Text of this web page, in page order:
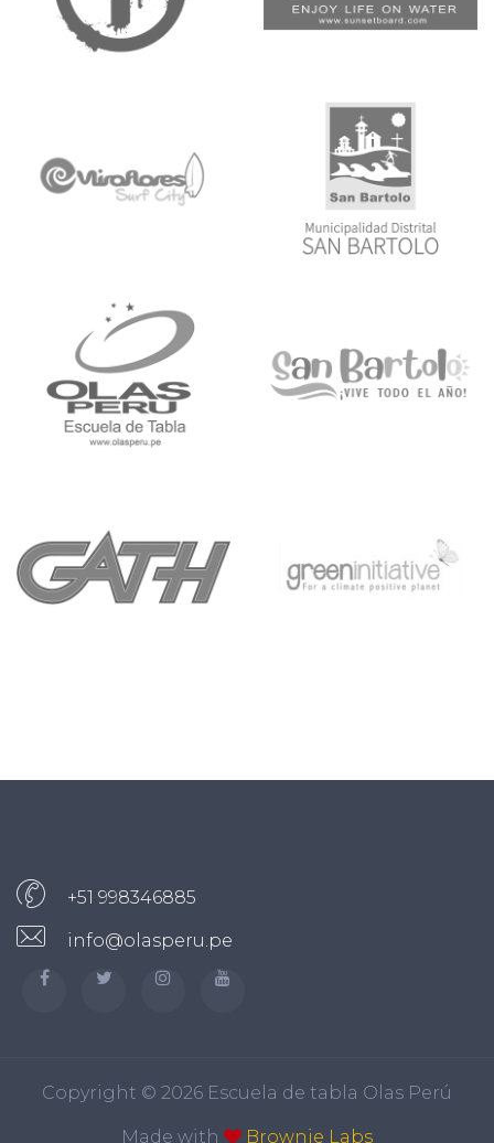
+51 998346885
info@olasperu.pe
Copyright © 2026 Escuela de tabla Olas Perú
Made with Brownie Labs